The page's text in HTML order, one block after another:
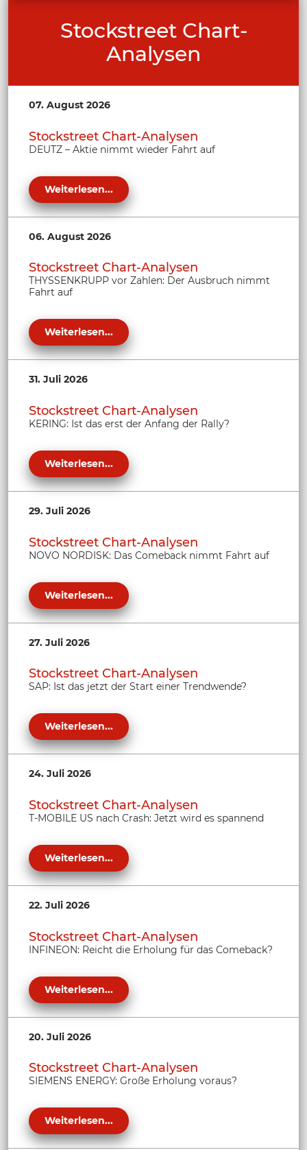
Stockstreet Chart-
Analysen
07. August 2026
Stockstreet Chart-Analysen
DEUTZ – Aktie nimmt wieder Fahrt auf
Weiterlesen...
06. August 2026
Stockstreet Chart-Analysen
THYSSENKRUPP vor Zahlen: Der Ausbruch nimmt
Fahrt auf
Weiterlesen...
31. Juli 2026
Stockstreet Chart-Analysen
KERING: Ist das erst der Anfang der Rally?
Weiterlesen...
29. Juli 2026
Stockstreet Chart-Analysen
NOVO NORDISK: Das Comeback nimmt Fahrt auf
Weiterlesen...
27. Juli 2026
Stockstreet Chart-Analysen
SAP: Ist das jetzt der Start einer Trendwende?
Weiterlesen...
24. Juli 2026
Stockstreet Chart-Analysen
T-MOBILE US nach Crash: Jetzt wird es spannend
Weiterlesen...
22. Juli 2026
Stockstreet Chart-Analysen
INFINEON: Reicht die Erholung für das Comeback?
Weiterlesen...
20. Juli 2026
Stockstreet Chart-Analysen
SIEMENS ENERGY: Große Erholung voraus?
Weiterlesen...